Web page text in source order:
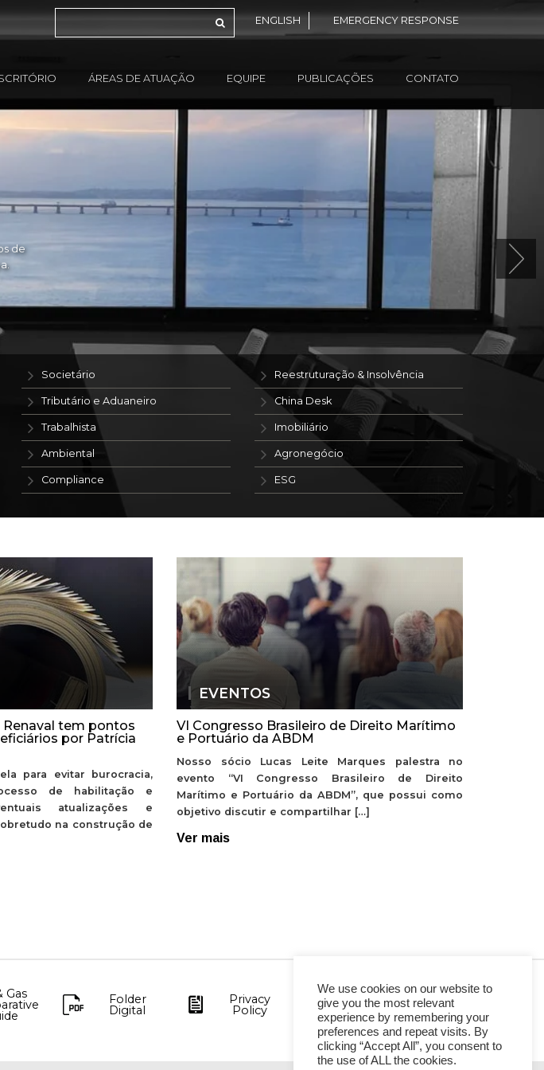
ENGLISH EMERGENCY RESPONSE
ÁREAS DE ATUAÇÃO EQUIPE PUBLICAÇÕES CONTATO
de
Societário
Tributário e Aduaneiro
Trabalhista
Ambiental
Compliance
Reestruturação & Insolvência
China Desk
Imobiliário
Agronegócio
ESG
tem pontos
por Patrícia
para evitar burocracia,
de habilitação e
atualizações e
na construção de
EVENTOS
VI Congresso Brasileiro de Direito Marítimo
e Portuário da ABDM
Nosso sócio Lucas Leite Marques palestra no
evento “VI Congresso Brasileiro de Direito
Marítimo e Portuário da ABDM”, que possui como
objetivo discutir e compartilhar […]
Ver mais
Gas Folder
Digital
Privacy
Policy
We use cookies on our website to
give you the most relevant
experience by remembering your
preferences and repeat visits. By
clicking “Accept All”, you consent to
the use of ALL the cookies.